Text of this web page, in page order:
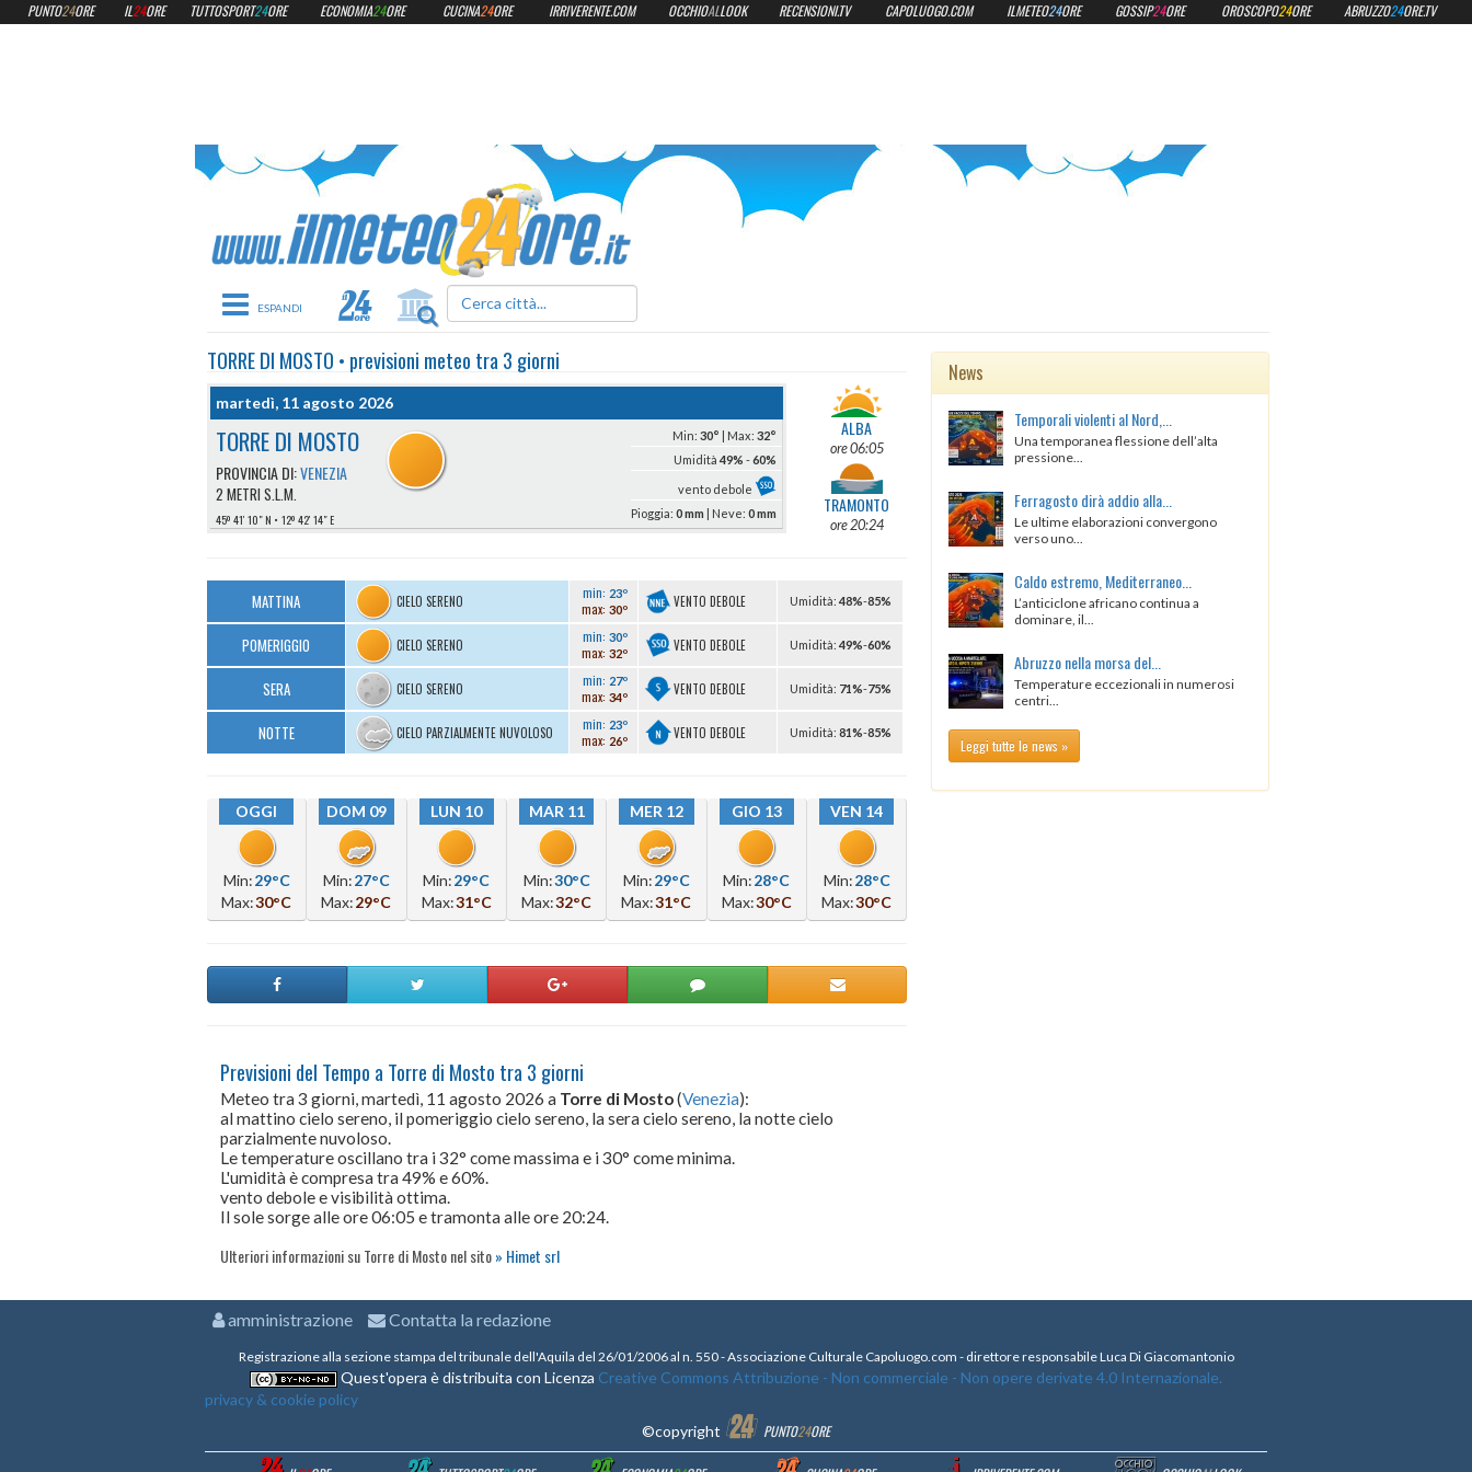
ilmeteo24ore.it
Toggle navigation
TORRE DI MOSTO • previsioni meteo tra 3 giorni
martedì, 11 agosto 2026
TORRE DI MOSTO
PROVINCIA DI:VENEZIA
2 METRI S.L.M.
45º 41′ 10″ N 12º 42′ 14″ E
Min:30° | Max:32°
Umidità49%-60%
vento debole
Pioggia:0 mm | Neve:0 mm
ALBA
ore 06:05
TRAMONTO
ore 20:24
MATTINA CIELO SERENO min: 23º
max: 30º VENTO DEBOLE Umidità: 48%-85%
POMERIGGIO CIELO SERENO min: 30º
max: 32º VENTO DEBOLE Umidità: 49%-60%
SERA CIELO SERENO min: 27º
max: 34º VENTO DEBOLE Umidità: 71%-75%
NOTTE CIELO PARZIALMENTE NUVOLOSO min: 23º
max: 26º VENTO DEBOLE Umidità: 81%-85%
OGGI
Min:29°C
Max:30°C
DOM 09
Min:27°C
Max:29°C
LUN 10
Min:29°C
Max:31°C
MAR 11
Min:30°C
Max:32°C
MER 12
Min:29°C
Max:31°C
GIO 13
Min:28°C
Max:30°C
VEN 14
Min:28°C
Max:30°C
Previsioni del Tempo a Torre di Mosto tra 3 giorni
Meteo tra 3 giorni, martedì, 11 agosto 2026 a Torre di Mosto(Venezia):
al mattino cielo sereno, il pomeriggio cielo sereno, la sera cielo sereno, la notte cielo
parzialmente nuvoloso.
Le temperature oscillano tra i 32° come massima e i 30° come minima.
L'umidità è compresa tra 49% e 60%.
vento debole e visibilità ottima.
Il sole sorge alle ore 06:05 e tramonta alle ore 20:24.
Ulteriori informazioni su Torre di Mosto nel sito Himet srl
News
Temporali violenti al Nord,...
Una temporanea flessione dell’alta
pressione...
Ferragosto dirà addio alla...
Le ultime elaborazioni convergono
verso uno...
Caldo estremo, Mediterraneo...
L’anticiclone africano continua a
dominare, il...
Abruzzo nella morsa del...
Temperature eccezionali in numerosi
centri...
Leggi tutte le news »
PUNTO24ORE IL24ORE TUTTOSPORT24ORE ECONOMIA24ORE CUCINA24ORE IRRIVERENTE.COM OCCHIOALLOOK RECENSIONI.TV CAPOLUOGO.COM ILMETEO24ORE GOSSIP24ORE OROSCOPO24ORE ABRUZZO24ORE.TV
amministrazione Contatta la redazione
Registrazione alla sezione stampa del tribunale dell'Aquila del 26/01/2006 al n. 550 - Associazione Culturale Capoluogo.com - direttore responsabile Luca Di Giacomantonio
Quest'opera è distribuita con Licenza Creative Commons Attribuzione - Non commerciale - Non opere derivate 4.0 Internazionale.
privacy & cookie policy
©copyright
PUNTO24ORE